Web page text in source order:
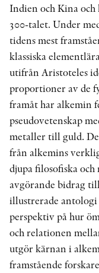
Indien och Kina och
300-talet. Under
tidens mest
klassiska
utifrån Aristoteles
proportioner av de
framåt har alkemin
pseudovetenskap
metaller till guld.
från alkemins
djupa filosofiska och
avgörande bidrag
illustrerade antologi
perspektiv på hur
och relationen
utgör kärnan i
framstående